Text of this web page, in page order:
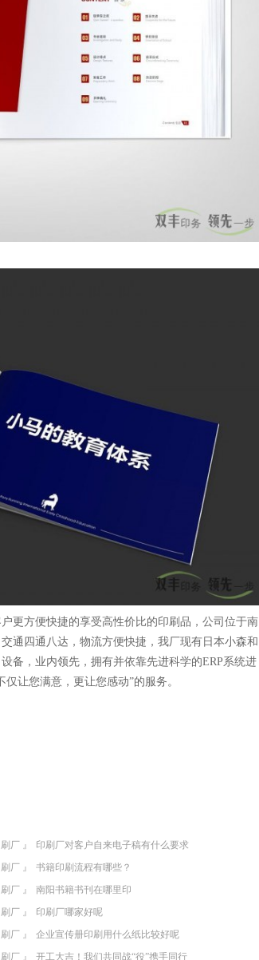
更方便快捷的享受高性价比的印刷品，公司位于南
通四通八达，物流方便快捷，我厂现有日本小森和
备，业内领先，拥有并依靠先进科学的ERP系统进
让您满意，更让您感动”的服务。
厂 』
印刷厂对客户自来电子稿有什么要求
厂 』
书籍印刷流程有哪些？
厂 』
南阳书籍书刊在哪里印
厂 』
印刷厂哪家好呢
厂 』
企业宣传册印刷用什么纸比较好呢
厂 』 开工大吉！我们共同战“役”携手同行